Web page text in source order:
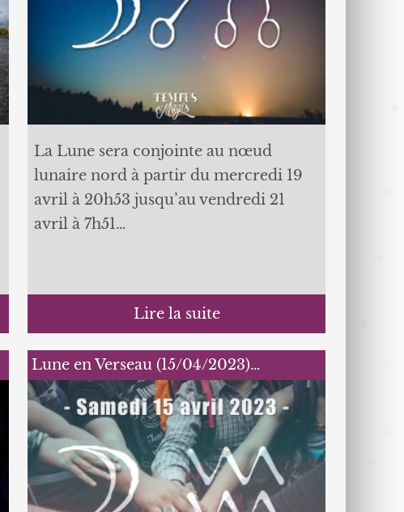
La Lune sera conjointe au nœud
lunaire nord à partir du mercredi 19
avril à 20h53 jusqu’au vendredi 21
avril à 7h51…
Lire la suite
Lune en Verseau (15/04/2023)…